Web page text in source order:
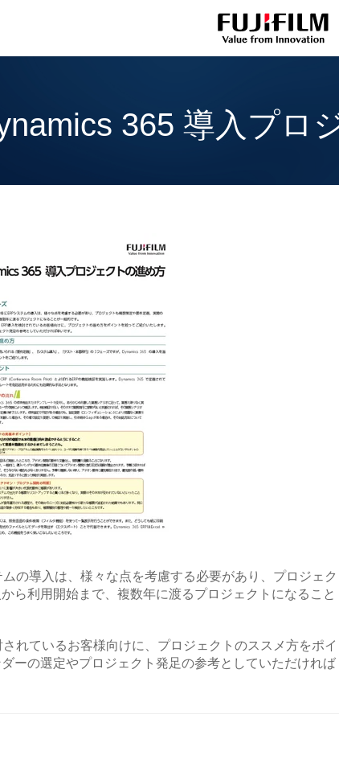
365 導入プロ
の導入は、様々な点を考慮する必要があり、プロジェク
ら利用開始まで、複数年に渡るプロジェクトになること
れているお客様向けに、プロジェクトのススメ方をポイ
ーの選定やプロジェクト発足の参考としていただければ